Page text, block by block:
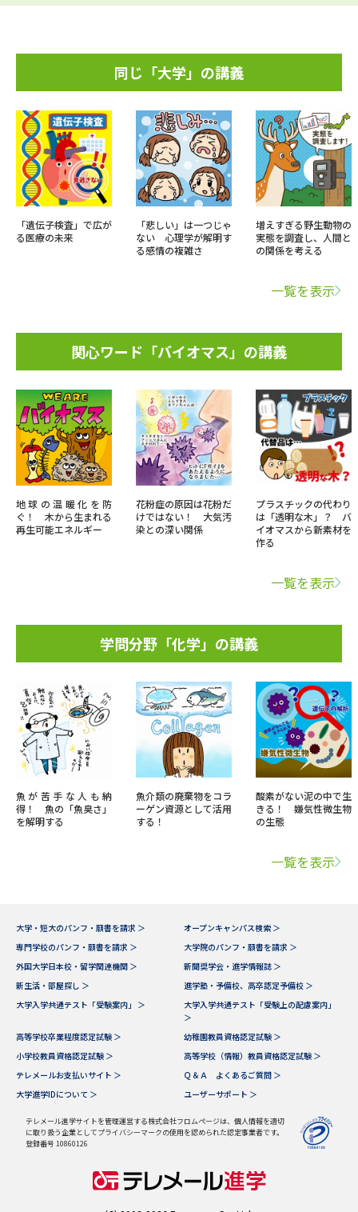
同じ「大学」の講義
「遺伝子検査」で広が
る医療の未来
「悲しい」は一つじゃ
ない 心理学が解明す
る感情の複雑さ
増えすぎる野生動物の
実態を調査し、人間と
の関係を考える
一覧を表示
関心ワード「バイオマス」の講義
地球の温暖化を防
ぐ！ 木から生まれる
再生可能エネルギー
花粉症の原因は花粉だ
けではない！ 大気汚
染との深い関係
プラスチックの代わり
は「透明な木」？ バ
イオマスから新素材を
作る
一覧を表示
学問分野「化学」の講義
魚が苦手な人も納
得！ 魚の「魚臭さ」
を解明する
魚介類の廃棄物をコラ
ーゲン資源として活用
する！
酸素がない泥の中で生
きる！ 嫌気性微生物
の生態
一覧を表示
大学・短大のパンフ・願書を請求 ＞
オープンキャンパス検索 ＞
専門学校のパンフ・願書を請求 ＞
大学院のパンフ・願書を請求 ＞
外国大学日本校・留学関連機関 ＞
新聞奨学会・進学情報誌 ＞
新生活・部屋探し ＞
進学塾・予備校、高卒認定予備校 ＞
大学入学共通テスト「受験案内」 ＞
大学入学共通テスト「受験上の配慮案内」
＞
高等学校卒業程度認定試験 ＞
幼稚園教員資格認定試験 ＞
小学校教員資格認定試験 ＞
高等学校（情報）教員資格認定試験 ＞
テレメールお支払いサイト ＞
Ｑ＆Ａ よくあるご質問 ＞
大学進学IDについて ＞
ユーザーサポート ＞
テレメール進学サイトを管理運営する株式会社フロムページは、個人情報を適切
に取り扱う企業としてプライバシーマークの使用を認められた認定事業者です。
登録番号 10860126